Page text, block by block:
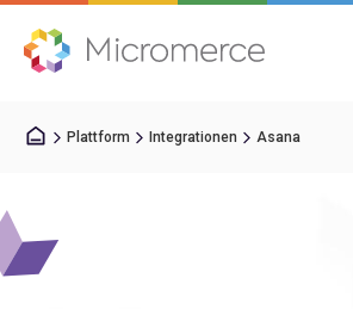
Gespräch vereinbaren
Lösungen
Plattform Integrationen Asana